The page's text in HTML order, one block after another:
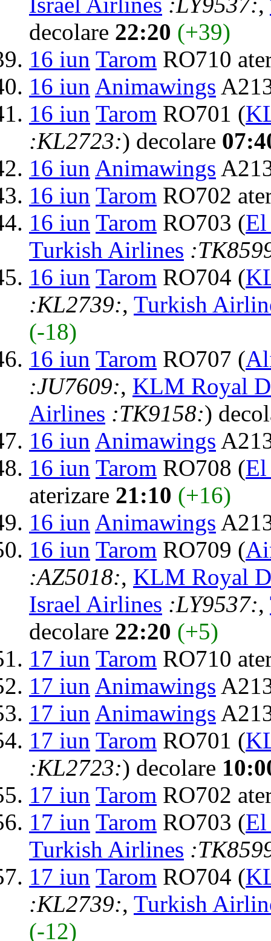
decolare 22:20 (+39)
16 iun Tarom RO710
16 iun Animawings
16 iun Tarom RO701 (
:KL2723:) decolare
16 iun Animawings
16 iun Tarom RO702
16 iun Tarom RO703 (
Turkish Airlines
16 iun Tarom RO704 (
:KL2739:, Turkish
(-18)
16 iun Tarom RO707 (
:JU7609:, KLM Royal
Airlines :TK9158:)
16 iun Animawings
16 iun Tarom RO708 (
aterizare 21:10 (+16)
16 iun Animawings
16 iun Tarom RO709 (
:AZ5018:, KLM Royal
Israel Airlines :LY9537:,
decolare 22:20 (+5)
17 iun Tarom RO710
17 iun Animawings
17 iun Animawings
17 iun Tarom RO701 (
:KL2723:) decolare
17 iun Tarom RO702
17 iun Tarom RO703 (
Turkish Airlines
17 iun Tarom RO704 (
:KL2739:, Turkish
(-12)